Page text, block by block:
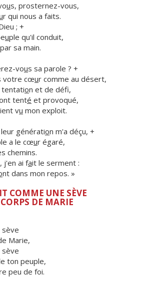
us, prosternez-vous,
r qui nous a faits.
; +
uple qu'il conduit,
par sa main.
vous sa parole ? +
votre cœur comme au désert,
tentation et de défi,
tenté et provoqué,
vu mon exploit.
génération m'a déçu, +
a le cœur égaré,
chemins.
j'en ai fait le serment :
nt dans mon repos. »
COMME UNE SÈVE
DE MARIE
sève
Marie,
sève
ton peuple,
peu de foi.